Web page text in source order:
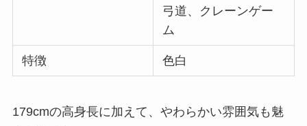
弓道、クレーンゲー
ム
特徴 色白
179cmの高身長に加えて、やわらかい雰囲気も魅